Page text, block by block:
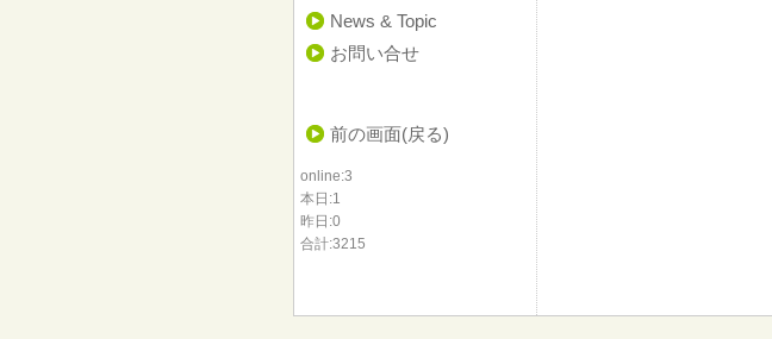
News & Topic
お問い合せ
前の画面(戻る)
online:3
本日:1
昨日:0
合計:3215